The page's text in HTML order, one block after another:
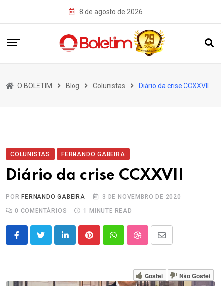
8 de agosto de 2026
O BOLETIM Blog Colunistas Diário da crise CCXXVII
COLUNISTAS FERNANDO GABEIRA
Diário da crise CCXXVII
POR FERNANDO GABEIRA
3 DE NOVEMBRO DE 2020
0 COMENTÁRIOS 1 MINUTE READ
LinkedInPinterestWhatsappStumbleUpon
Share
Email
Gostei Não Gostei